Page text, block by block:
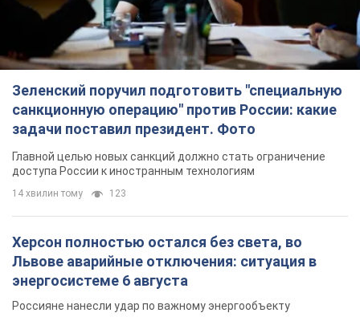
Зеленский поручил подготовить "специальную
санкционную операцию" против России: какие
задачи поставил президент. Фото
Главной целью новых санкций должно стать ограничение
доступа России к иностранным технологиям
14 хвилин тому 123
Херсон полностью остался без света, во
Львове аварийные отключения: ситуация в
энергосистеме 6 августа
Россияне нанесли удар по важному энергообъекту